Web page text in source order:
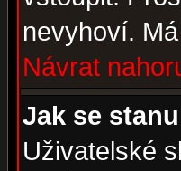
nevyhoví.
Návrat
Jak se
Uživatelské